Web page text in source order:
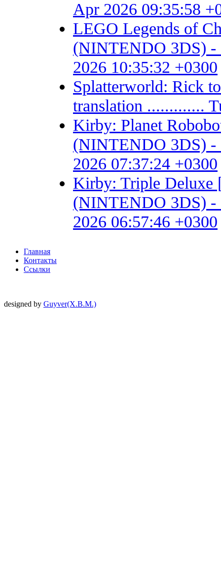
Apr 2026 09:35:58
LEGO Legends of
(NINTENDO 3DS) -
2026 10:35:32 +0300
Splatterworld: Rick
translation .............
Kirby: Planet
(NINTENDO 3DS) -
2026 07:37:24 +0300
Kirby: Triple
(NINTENDO 3DS) -
2026 06:57:46 +0300
Главная
Контакты
Ссылки
designed by Guyver(X.B.M.)